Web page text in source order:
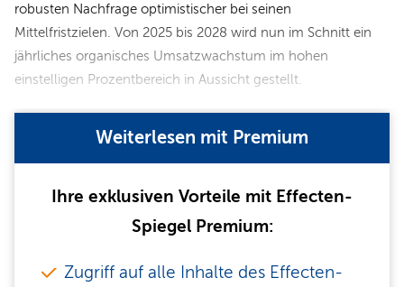
robusten Nachfrage optimistischer bei seinen
Mittelfristzielen. Von 2025 bis 2028 wird nun im Schnitt ein
jährliches organisches Umsatzwachstum im hohen
einstelligen Prozentbereich in Aussicht gestellt.
Weiterlesen mit Premium
Ihre exklusiven Vorteile mit Effecten-
Spiegel Premium:
Zugriff auf alle Inhalte des Effecten-